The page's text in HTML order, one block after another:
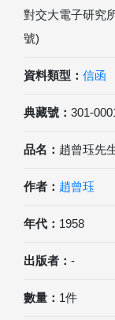
對交大電子研究
號)
資料類型： 信函
典藏號： 301-
品名： 趙曾珏先
作者： 趙曾珏
年代： 1958
出版者： -
數量： 1件